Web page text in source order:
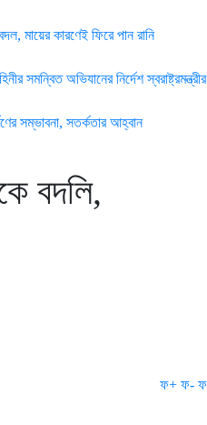
মায়ের কারণেই ফিরে পান রানি
সমন্বিত অভিযানের নির্দেশ স্বরাষ্ট্রমন্ত্রীর
সম্ভাবনা, সতর্কতার আহ্বান
বদলি,
ফ+ ফ- ফ